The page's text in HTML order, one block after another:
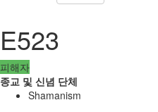
E523
피해자
종교 및 신념 단체
Shamanism